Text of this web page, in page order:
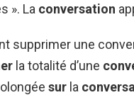
». La conversation
supprimer une
la totalité d’une
sur la